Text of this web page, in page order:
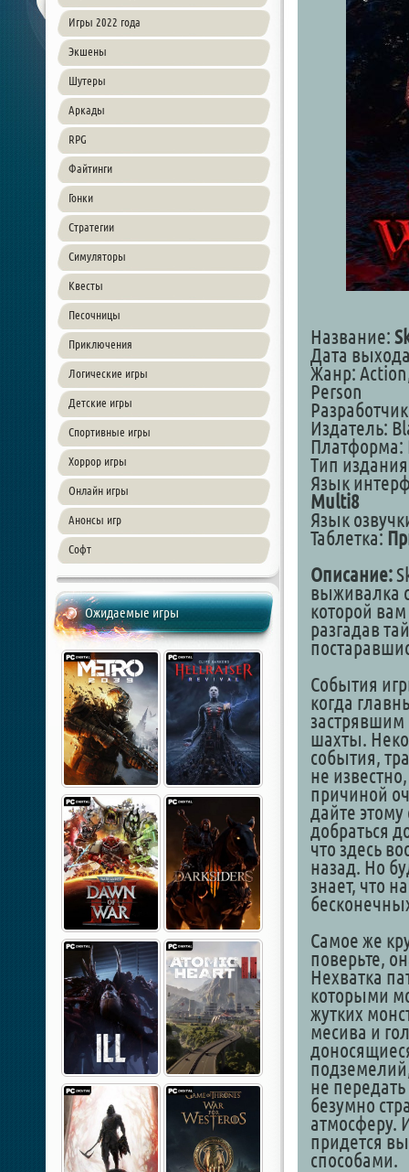
Игры 2022 года
Экшены
Шутеры
Аркады
RPG
Файтинги
Гонки
Стратегии
Симуляторы
Квесты
Песочницы
Приключения
Логические игры
Детские игры
Спортивные игры
Хоррор игры
Онлайн игры
Анонсы игр
Софт
Ожидаемые игры
Название:
Дата
Жанр:
Person
Издатель:
Платформа:
Тип
Язык
Multi8
Язык
Таблетка:
Описание:
выживалка
которой
разгадав
События
когда
застрявшим
шахты.
события,
не
причиной
дайте этому
добраться
что здесь
назад. Но
знает, что
Самое же
поверьте,
Нехватка
которыми
жутких
месива и
не передать
безумно
атмосферу.
придется
способами.